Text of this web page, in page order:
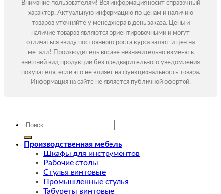
Внимание пользователям! Вся информация носит справочный
характер. Актуальную информацию по ценам и наличию
товаров уточняйте у менеджера в день заказа. Цены и
наличие товаров являются ориентировочными и могут
отличаться ввиду постоянного роста курса валют и цен на
металл! Производитель вправе незначительно изменять
внешний вид продукции без предварительного уведомления
покупателя, если это не влияет на функциональность товара.
Информация на сайте не является публичной офертой.
Искать:
Производственная мебель
Шкафы для инструментов
Рабочие столы
Стулья винтовые
Промышленные стулья
Табуреты винтовые